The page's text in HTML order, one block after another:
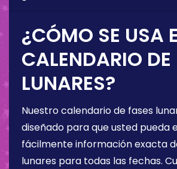
¿CÓMO SE USA
CALENDARIO DE
LUNARES?
Nuestro calendario de fases
diseñado para que usted pueda
fácilmente información exacta
lunares para todas las fechas.